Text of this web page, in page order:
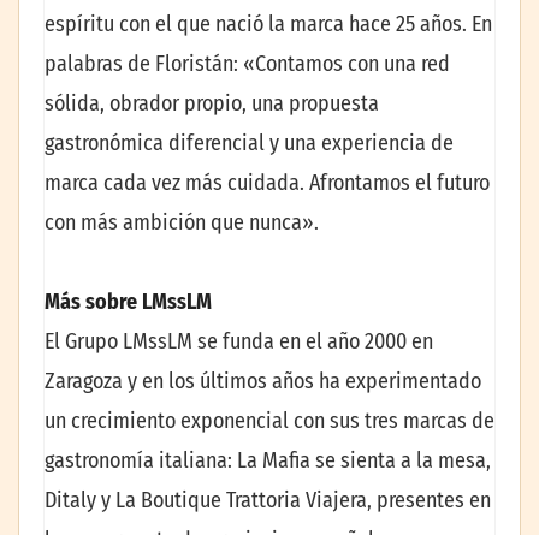
espíritu con el que nació la marca hace 25 años. En
palabras de Floristán: «Contamos con una red
sólida, obrador propio, una propuesta
gastronómica diferencial y una experiencia de
marca cada vez más cuidada. Afrontamos el futuro
con más ambición que nunca».
Más sobre LMssLM
El Grupo LMssLM se funda en el año 2000 en
Zaragoza y en los últimos años ha experimentado
un crecimiento exponencial con sus tres marcas de
gastronomía italiana: La Mafia se sienta a la mesa,
Ditaly y La Boutique Trattoria Viajera, presentes en